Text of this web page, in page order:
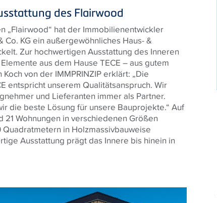
des Flairwood
„Flairwood“ hat der Immobilienentwickler
Co. KG ein außergewöhnliches Haus- &
Zur hochwertigen Ausstattung des Inneren
aus dem Hause TECE – aus gutem
von der IMMPRINZIP erklärt: „Die
entspricht unserem Qualitätsanspruch. Wir
und Lieferanten immer als Partner.
die beste Lösung für unsere Bauprojekte.“ Auf
21 Wohnungen in verschiedenen Größen
Quadratmetern in Holzmassivbauweise
Ausstattung prägt das Innere bis hinein in